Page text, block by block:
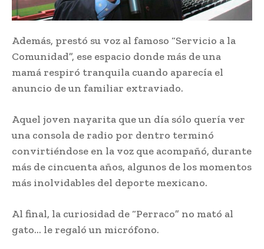
Además, prestó su voz al famoso “Servicio a la
Comunidad”, ese espacio donde más de una
mamá respiró tranquila cuando aparecía el
anuncio de un familiar extraviado.
Aquel joven nayarita que un día sólo quería ver
una consola de radio por dentro terminó
convirtiéndose en la voz que acompañó, durante
más de cincuenta años, algunos de los momentos
más inolvidables del deporte mexicano.
Al final, la curiosidad de “Perraco” no mató al
gato… le regaló un micrófono.